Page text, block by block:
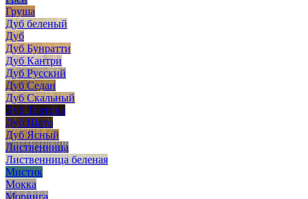
Груша
Дуб беленый
Дуб
Дуб Бунратти
Дуб Кантри
Дуб Русский
Дуб Седан
Дуб Скальный
Дуб Тортона
Дуб Шато
Дуб Ясный
Лиственница
Лиственница беленая
Мистик
Мокка
Моринга